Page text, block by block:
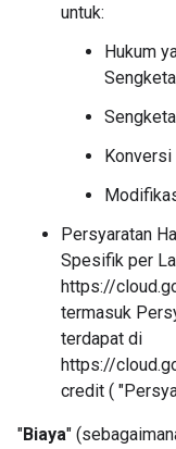
untuk:
Hukum
Konversi
Persyaratan
Spesifik per
https://
termasuk
terdapat di
https://
credit (
"Biaya"